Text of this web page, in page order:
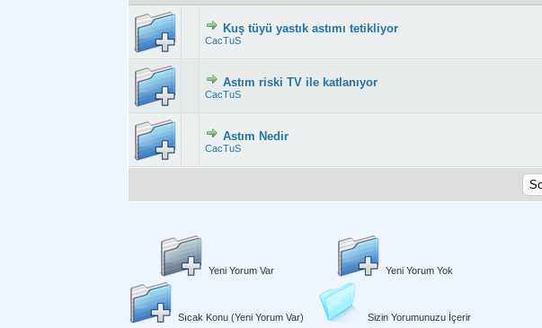
Kuş tüyü yastık astımı tetikliyor
CacTuS
Derecelendirme: 3.03/5 - 39 oy
Astım riski TV ile katlanıyor
CacTuS
Derecelendirme: 2.59/5 - 41 oy
Astım Nedir
CacTuS
Yeni Yorum Var
Sıcak Konu (Yeni Yorum Var)
Yeni Yorum Yok
Sizin Yorumunuzu İçerir